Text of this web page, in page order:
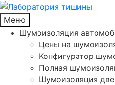
Меню
Шумоизоляция
Цены на
Конфигуратор
Полная
Шумоизоляция